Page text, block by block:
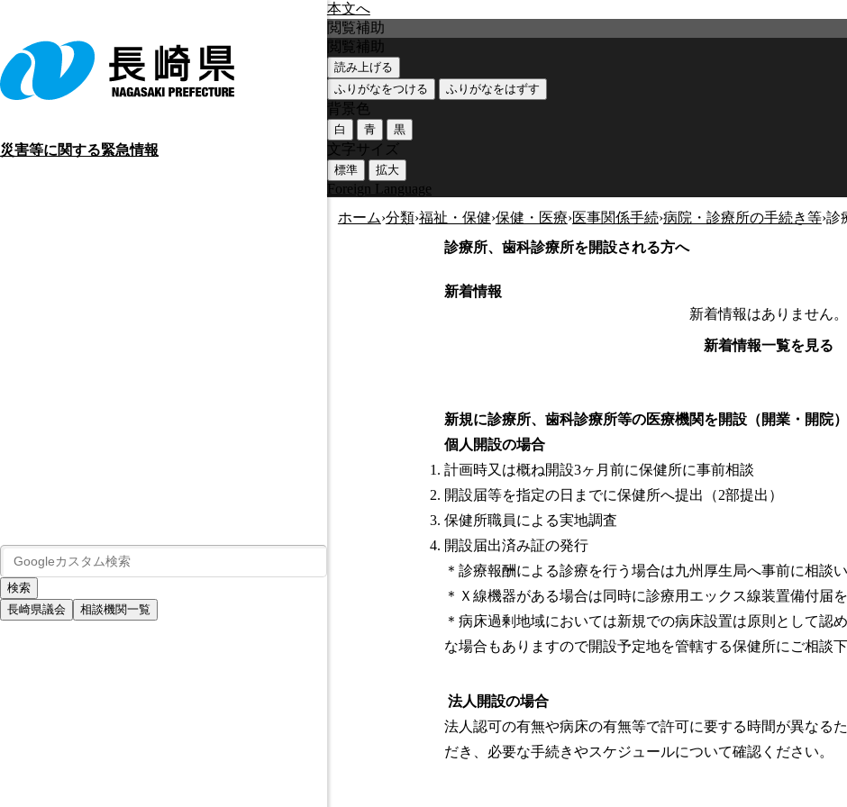
本文へ
災害等に関する緊急情報
長崎県議会 相談機関一覧
閲覧補助
閲覧補助
読み上げる
ふりがなをつける
ふりがなをはずす
背景色
白 青 黒
文字サイズ
標準 拡大
Foreign Language
ホーム›分類›福祉・保健›保健・医療›医事関係手続›病院・診療所の手続き等›診
診療所、歯科診療所を開設される方へ
新着情報
新着情報はありません。
新着情報一覧を見る
新規に診療所、歯科診療所等の医療機関を開設（開業・開院
個人開設の場合
計画時又は概ね開設3ヶ月前に保健所に事前相談
開設届等を指定の日までに保健所へ提出（2部提出）
保健所職員による実地調査
開設届出済み証の発行
＊診療報酬による診療を行う場合は九州厚生局へ事前に相談
＊Ｘ線機器がある場合は同時に診療用エックス線装置備付届
＊病床過剰地域においては新規での病床設置は原則として認
な場合もありますので開設予定地を管轄する保健所にご相談下
法人開設の場合
法人認可の有無や病床の有無等で許可に要する時間が異なる
だき、必要な手続きやスケジュールについて確認ください。